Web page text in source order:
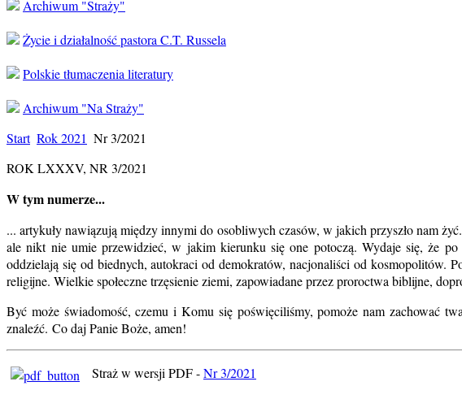
Archiwum "Straży"
Życie i działalność pastora C.T. Russela
Polskie tłumaczenia literatury
Archiwum "Na Straży"
Start Rok 2021 Nr 3/2021
ROK LXXXV, NR 3/2021
W tym numerze...
... artykuły nawiązują między innymi do osobliwych czasów, w jakich przyszło nam
ale nikt nie umie przewidzieć, w jakim kierunku się one potoczą. Wydaje się, że
oddzielają się od biednych, autokraci od demokratów, nacjonaliści od kosmopolitów.
religijne. Wielkie społeczne trzęsienie ziemi, zapowiadane przez proroctwa biblijne,
Być może świadomość, czemu i Komu się poświęciliśmy, pomoże nam zachować
znaleźć. Co daj Panie Boże, amen!
Straż w wersji PDF -Nr 3/2021